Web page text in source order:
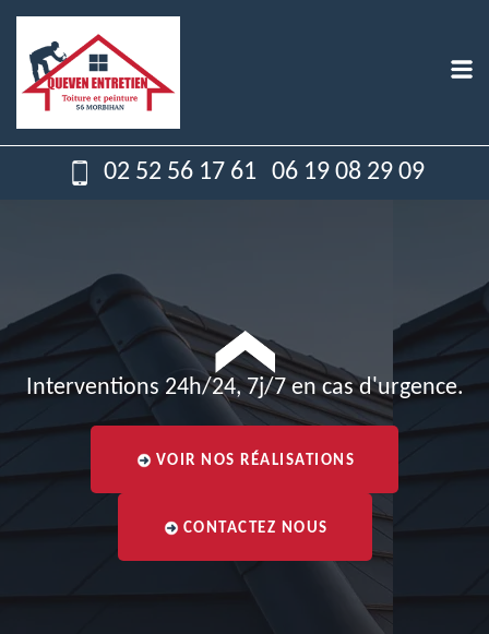
02 52 56 17 61 06 19 08 29 09
Interventions 24h/24, 7j/7 en cas d'urgence.
VOIR NOS RÉALISATIONS
CONTACTEZ NOUS